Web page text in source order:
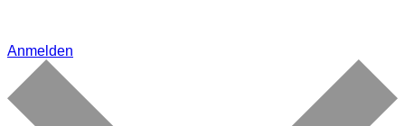
Anmelden